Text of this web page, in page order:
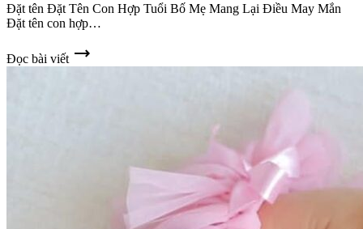
Đặt tên Đặt Tên Con Hợp Tuổi Bố Mẹ Mang Lại Điều May Mắn
Đặt tên con hợp…
Đọc bài viết trending_flat